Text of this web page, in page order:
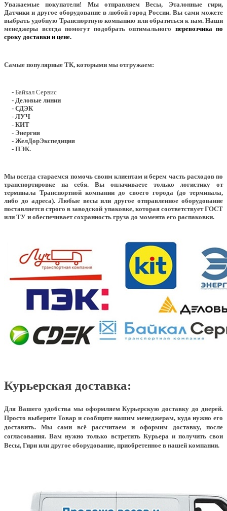
Уважаемые покупатели! Мы отправляем Весы, Эталонные гири,
Датчики и другое оборудование в любой город России. Вы сами можете
выбрать удобную Транспортную компанию или обратиться к нам. Наши
менеджеры всегда помогут подобрать оптимального перевозчика по
сроку доставки и цене.
Самые популярные ТК, которыми мы отгружаем:
- Байкал Сервис
- Деловые линии
- СДЭК
- ЛУЧ
- КИТ
- Энергия
- ЖелДорЭкспедиция
- ПЭК.
Мы всегда стараемся помочь своим клиентам и берем часть расходов по
транспортировке на себя. Вы оплачиваете только логистику от
терминала Транспортной компании до своего города (до терминала,
либо до адреса). Любые весы или другое отправленное оборудование
поставляется строго в заводской упаковке, которая соответствует ГОСТ
или ТУ и обеспечивает сохранность груза до момента его распаковки.
Курьерская доставка:
Для Вашего удобства мы оформляем Курьерскую доставку до дверей.
Просто выберите Товар и сообщите нашим менеджерам, куда нужно его
доставить. Мы сами всё рассчитаем и оформим доставку, после
согласования. Вам нужно только встретить Курьера и получить свои
Весы, Гири или другое оборудование, приобретенное в нашей компании.